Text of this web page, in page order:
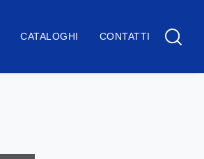
CATALOGHI CONTATTI